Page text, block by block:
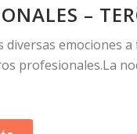
–
emociones
profesionales.La